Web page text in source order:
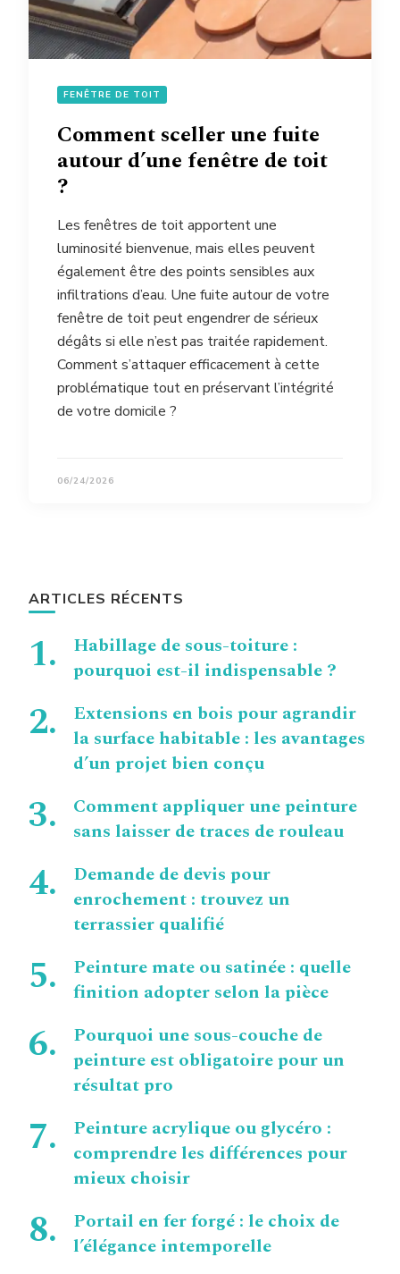
FENÊTRE DE TOIT
Comment sceller une fuite
autour d’une fenêtre de toit
?
Les fenêtres de toit apportent une
luminosité bienvenue, mais elles peuvent
également être des points sensibles aux
infiltrations d’eau. Une fuite autour de votre
fenêtre de toit peut engendrer de sérieux
dégâts si elle n’est pas traitée rapidement.
Comment s’attaquer efficacement à cette
problématique tout en préservant l’intégrité
de votre domicile ?
06/24/2026
ARTICLES RÉCENTS
Habillage de sous-toiture :
pourquoi est-il indispensable ?
Extensions en bois pour agrandir
la surface habitable : les avantages
d’un projet bien conçu
Comment appliquer une peinture
sans laisser de traces de rouleau
Demande de devis pour
enrochement : trouvez un
terrassier qualifié
Peinture mate ou satinée : quelle
finition adopter selon la pièce
Pourquoi une sous-couche de
peinture est obligatoire pour un
résultat pro
Peinture acrylique ou glycéro :
comprendre les différences pour
mieux choisir
Portail en fer forgé : le choix de
l’élégance intemporelle